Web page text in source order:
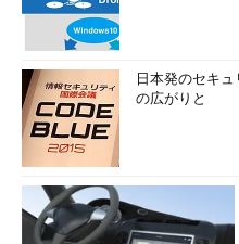
日本発のセキ
の広がりと